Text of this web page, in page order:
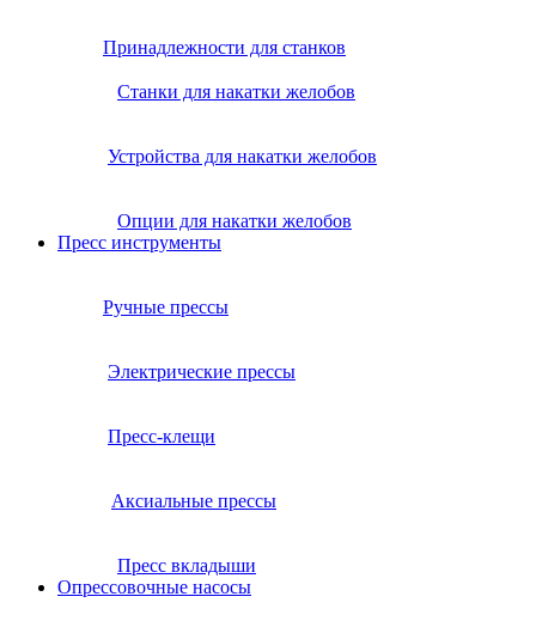
Принадлежности для станков
Станки для накатки желобов
Устройства для накатки желобов
Опции для накатки желобов
Пресс инструменты
Ручные прессы
Электрические прессы
Пресс-клещи
Аксиальные прессы
Пресс вкладыши
Опрессовочные насосы